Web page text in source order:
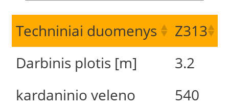
Techniniai duomenys
Z313
Darbinis plotis [m]
3.2
kardaninio veleno
540